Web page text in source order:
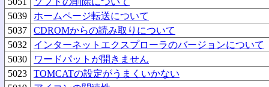
5039
ホームページ転送について
5037
CDROMからの読み取りについて
5032
インターネットエクスプローラのバージョンについて
5030
ワードパットが開きません
5023
TOMCATの設定がうまくいかない